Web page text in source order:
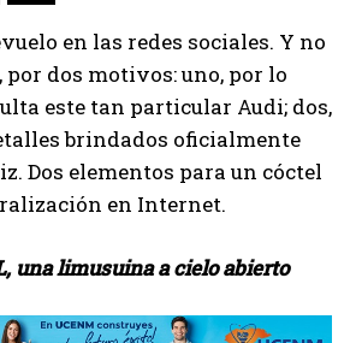
en las redes sociales. Y no
por dos motivos: uno, por lo
este tan particular Audi; dos,
brindados oficialmente
Dos elementos para un cóctel
en Internet.
una limusuina a cielo abierto